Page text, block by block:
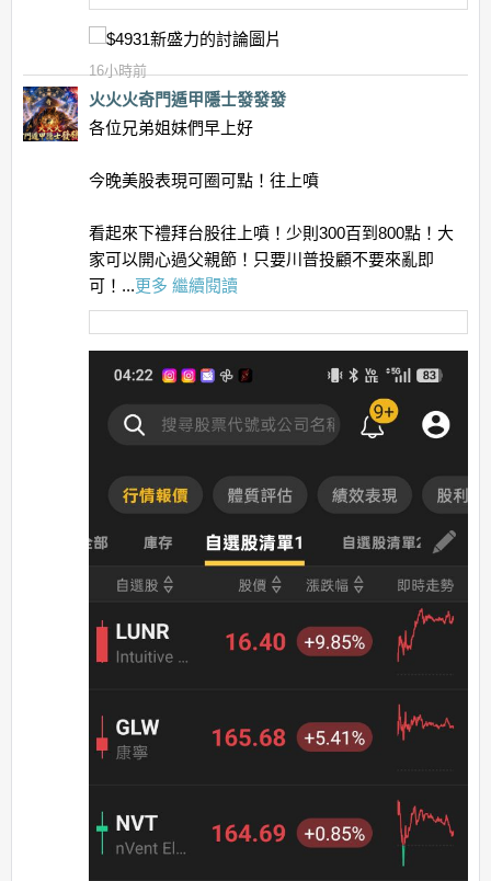
16小時前
火火火奇門遁甲隱士發發發
各位兄弟姐妹們早上好
今晚美股表現可圈可點！往上噴
看起來下禮拜台股往上噴！少則300百到800點！大
家可以開心過父親節！只要川普投顧不要來亂即
可！...更多 繼續閱讀